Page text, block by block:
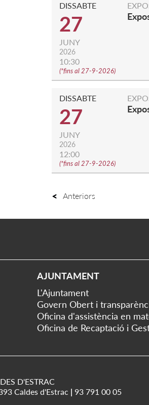
DISSABTE
27
JUNY
2026
10:30
(*fins al 27-9-2026)
DISSABTE
27
JUNY
2026
12:00
(*fins al 27-9-2026)
Anteriors
AJUNTAMENT
L'Ajuntament
Govern Obert i
Oficina d'assistència en
Oficina de Recaptació i
D'ESTRAC
Caldes d'Estrac | 93 791 00 05